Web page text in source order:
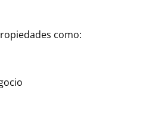
como: